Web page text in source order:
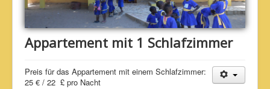
Immobilien
Schule "The Swallow"
Ausflüge
Land und Leute
Appartement mit 1 Schlafzimmer
Preis für das Appartement mit einem Schlafzimmer:
25 € / 22 £ pro Nacht